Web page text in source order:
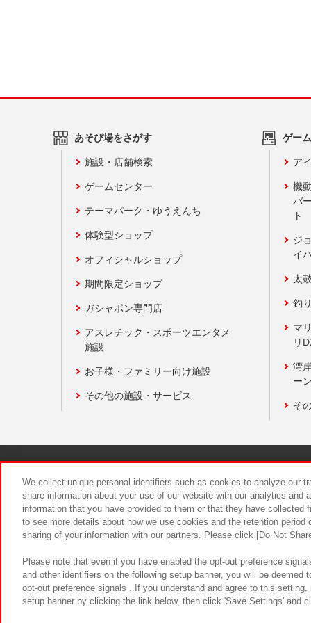
あそび場をさがす
施設・店舗検索
ゲームセンター
テーマパーク・ゆうえんち
体験型ショップ
オフィシャルショップ
期間限定ショップ
ガシャポン専門店
アスレチック・スポーツエンタメ
施設
お子様・ファミリー向け施設
その他の施設・サービス
ゲー
ア
機
バ
ト
ジ
イ
太
釣
マ
リ
湾
ー
そ
食品のご
We collect unique personal identifiers such as cookies to analyze our
share information about your use of our website with our analytics and
information that you have provided to them or that they have
to see more details about how we use cookies and the retention
sharing of your information with our partners. Please click [Do Not
Please note that even if you have enabled the opt-out preference
and other identifiers on the following setup banner, you will be
opt-out preference signals . If you understand and agree to this
setup banner by clicking the link below, then click 'Save Settings' and